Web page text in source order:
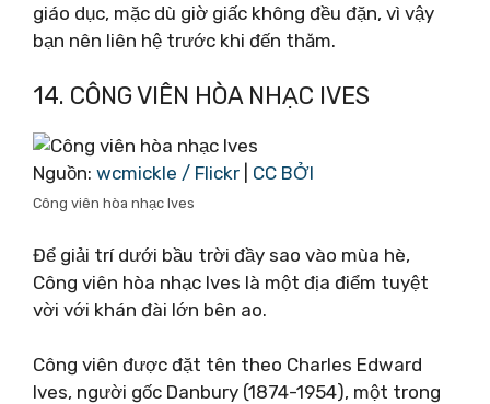
giáo dục, mặc dù giờ giấc không đều đặn, vì vậy
bạn nên liên hệ trước khi đến thăm.
14. CÔNG VIÊN HÒA NHẠC IVES
Nguồn: wcmickle / Flickr CC BỞI
Công viên hòa nhạc Ives
Để giải trí dưới bầu trời đầy sao vào mùa hè,
Công viên hòa nhạc Ives là một địa điểm tuyệt
vời với khán đài lớn bên ao.
Công viên được đặt tên theo Charles Edward
Ives, người gốc Danbury (1874-1954), một trong